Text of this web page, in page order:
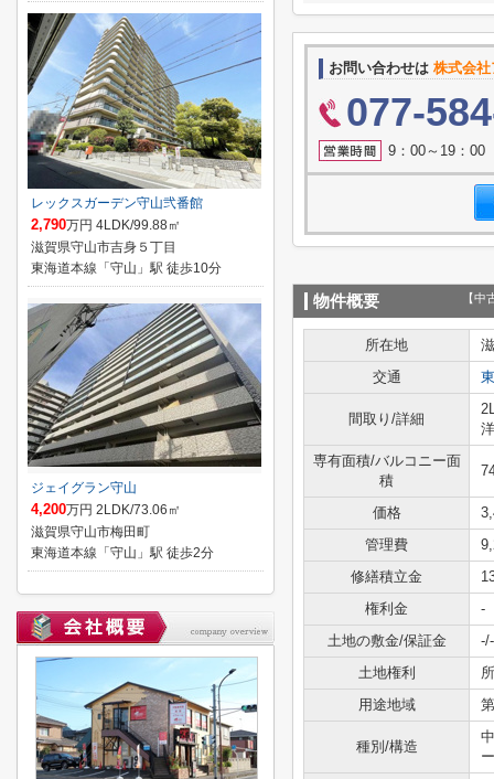
お問い合わせは 株式会
077-
9：00～19：00
物件概要 【中
所在地
交通
間取り/詳細
専有面積/バルコニー面
積
価格
管理費
修繕積立金
権利金
-
土地の敷金/保証金
-/-
土地権利
用途地域
種別/構造
レックスガーデン守山弐番館
2,790万円 4LDK/99.88㎡
滋賀県守山市吉身５丁目
東海道本線「守山」駅 徒歩10分
ジェイグラン守山
4,200万円 2LDK/73.06㎡
滋賀県守山市梅田町
東海道本線「守山」駅 徒歩2分